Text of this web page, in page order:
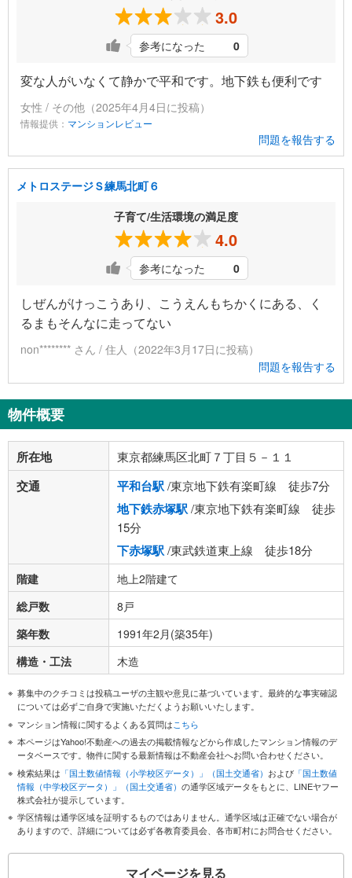
3.0
参考になった 0
変な人がいなくて静かで平和です。地下鉄も便利です
女性 / その他（2025年4月4日に投稿）
情報提供： マンションレビュー
問題を報告する
メトロステージＳ練馬北町６
子育て/生活環境の満足度
4.0
参考になった 0
しぜんがけっこうあり、こうえんもちかくにある、く
るまもそんなに走ってない
non******** さん / 住人（2022年3月17日に投稿）
問題を報告する
物件概要
所在地 東京都練馬区北町７丁目５－１１
交通 平和台駅/東京地下鉄有楽町線 徒歩7分
地下鉄赤塚駅/東京地下鉄有楽町線 徒歩
15分
下赤塚駅/東武鉄道東上線 徒歩18分
階建
地上2階建て
総戸数
8戸
築年数
1991年2月(築35年)
構造・工法
木造
募集中のクチコミは投稿ユーザの主観や意見に基づいています。最終的な事実確認
については必ずご自身で実施いただくようお願いいたします。
マンション情報に関するよくある質問はこちら
本ページはYahoo!不動産への過去の掲載情報などから作成したマンション情報のデ
ータベースです。物件に関する最新情報は不動産会社へお問い合わせください。
検索結果は 「国土数値情報（小学校区データ）」（国土交通省） および 「国土数値
情報（中学校区データ）」（国土交通省） の通学区域データをもとに、LINEヤフー
株式会社が提示しています。
学区情報は通学区域を証明するものではありません。通学区域は正確でない場合が
ありますので、詳細については必ず各教育委員会、各市町村にお問合せください。
マイページを見る